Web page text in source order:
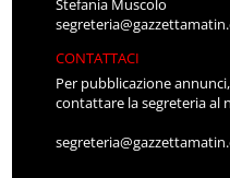
Stefania Muscolo
CONTATTACI
Per pubblicazione
contattare la segreteria al